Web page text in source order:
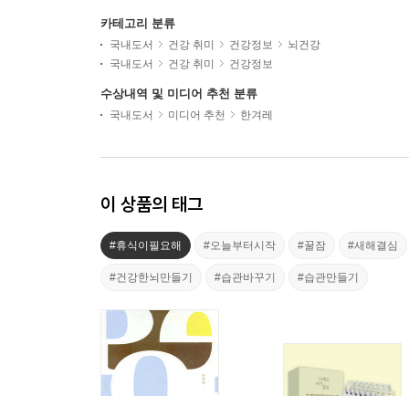
카테고리 분류
국내도서 건강 취미 건강정보
뇌건강
국내도서
건강 취미 건강정보
수상내역 및 미디어 추천 분류
국내도서 미디어 추천 한겨레
이 상품의 태그
#휴식이필요해 #오늘부터시작 #꿀잠 #새해결심
#건강한뇌만들기 #습관바꾸기 #습관만들기